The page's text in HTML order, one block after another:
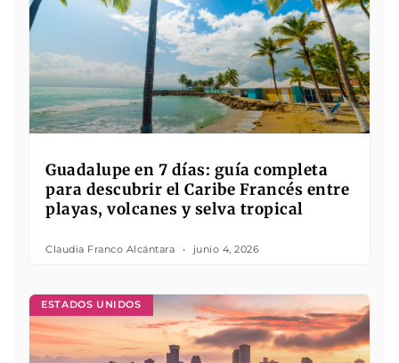
Guadalupe en 7 días: guía completa
para descubrir el Caribe Francés entre
playas, volcanes y selva tropical
Claudia Franco Alcántara junio 4, 2026
ESTADOS UNIDOS